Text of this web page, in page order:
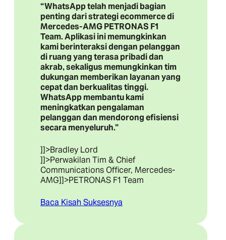
“WhatsApp telah menjadi bagian
penting dari strategi ecommerce di
Mercedes-AMG PETRONAS F1
Team. Aplikasi ini memungkinkan
kami berinteraksi dengan pelanggan
di ruang yang terasa pribadi dan
akrab, sekaligus memungkinkan tim
dukungan memberikan layanan yang
cepat dan berkualitas tinggi.
WhatsApp membantu kami
meningkatkan pengalaman
pelanggan dan mendorong efisiensi
secara menyeluruh.”
]]>Bradley Lord
]]>Perwakilan Tim & Chief
Communications Officer, Mercedes-
AMG]]>PETRONAS F1 Team
Baca Kisah Suksesnya